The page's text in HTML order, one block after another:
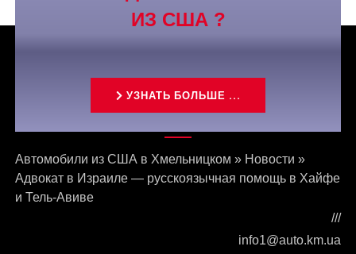
ИЗ США ?
УЗНАТЬ БОЛЬШЕ ...
Связаться с нами
Автомобили из США в Хмельницком » Новости »
Адвокат в Израиле — русскоязычная помощь в Хайфе
и Тель-Авиве
///
info1@auto.km.ua